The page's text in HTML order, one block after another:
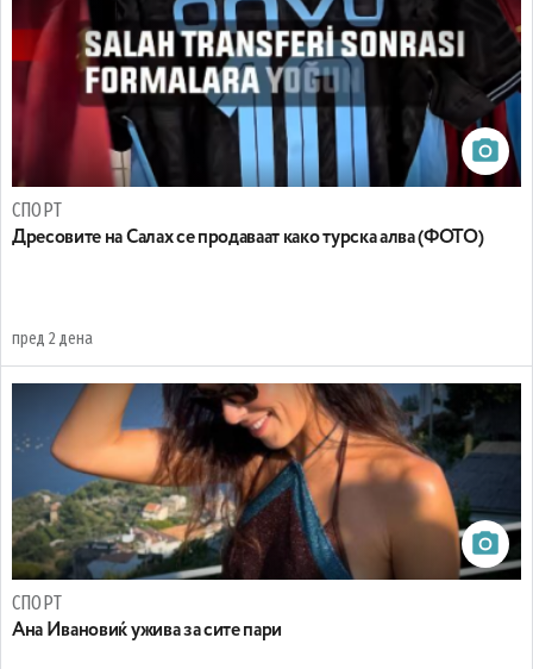
СПОРТ
Дресовите на Салах се продаваат како турска алва (ФОТО)
пред 2 дена
СПОРТ
Ана Ивановиќ ужива за сите пари